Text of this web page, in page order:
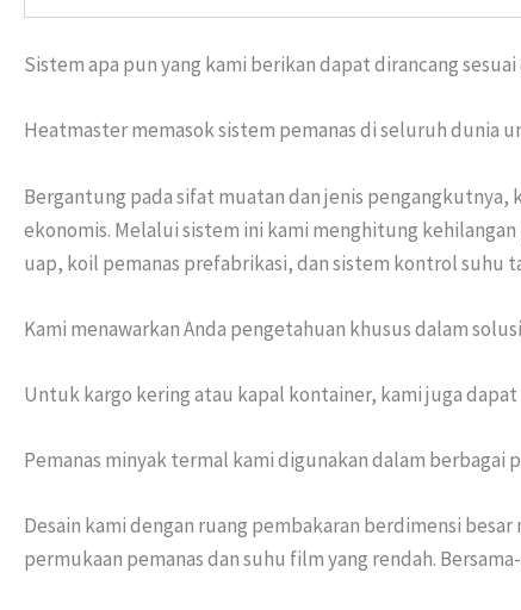
Sistem apa pun yang kami berikan dapat dirancang
Heatmaster memasok sistem pemanas di seluruh dunia
Bergantung pada sifat muatan dan jenis
ekonomis. Melalui sistem ini kami menghitung
uap, koil pemanas prefabrikasi, dan sistem kontrol suhu
Kami menawarkan Anda pengetahuan khusus dalam
Untuk kargo kering atau kapal kontainer, kami juga
Pemanas minyak termal kami digunakan dalam
Desain kami dengan ruang pembakaran berdimensi
permukaan pemanas dan suhu film yang rendah.